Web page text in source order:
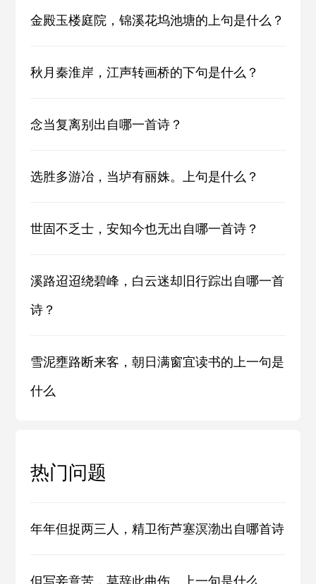
金殿玉楼庭院，锦溪花坞池塘的上句是什么？
秋月秦淮岸，江声转画桥的下句是什么？
念当复离别出自哪一首诗？
选胜多游冶，当垆有丽姝。上句是什么？
世固不乏士，安知今也无出自哪一首诗？
溪路迢迢绕碧峰，白云迷却旧行踪出自哪一首
诗？
雪泥壅路断来客，朝日满窗宜读书的上一句是
什么
热门问题
年年但捉两三人，精卫衔芦塞溟渤出自哪首诗
但写妾意苦，莫辞此曲伤。上一句是什么